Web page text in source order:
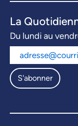
La
Du lundi au
S'abonner